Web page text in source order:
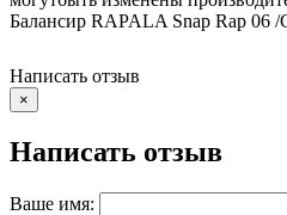
Балансир RAPALA Snap Rap 06 /
Написать отзыв
×
Написать отзыв
Ваше имя: